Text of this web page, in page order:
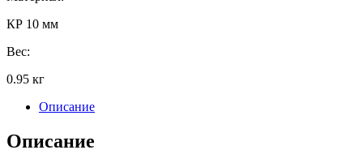
КР 10 мм
Вес:
0.95 кг
Описание
Описание